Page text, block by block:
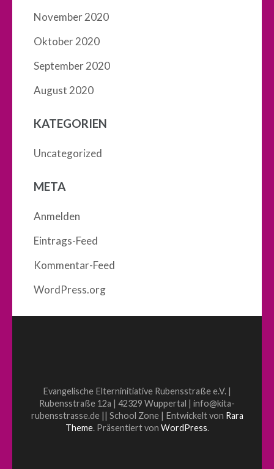
November 2020
Oktober 2020
September 2020
August 2020
KATEGORIEN
Uncategorized
META
Anmelden
Eintrags-Feed
Kommentar-Feed
WordPress.org
Evangelische Elterninitiative Rubensstraße e.V. |
Rubensstraße 12a | 42329 Wuppertal | info@kita-
rubensstrasse.de || School Zone | Entwickelt von Rara
Theme. Präsentiert von WordPress.